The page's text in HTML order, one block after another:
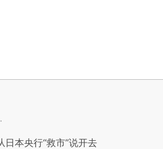
日本央行“救市”说开去